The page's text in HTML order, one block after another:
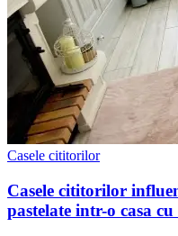
Casele cititorilor
Casele cititorilor
pastelate intr-o casa